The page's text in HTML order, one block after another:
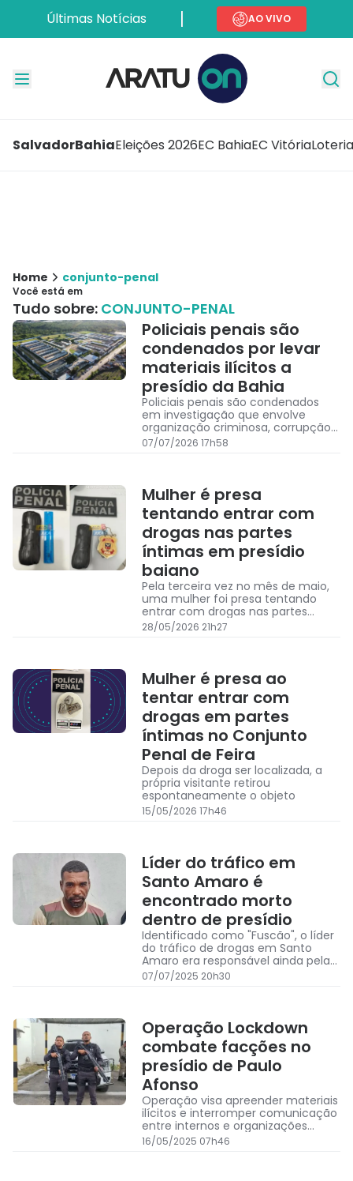
Últimas Notícias AO VIVO
SalvadorBahiaEleições 2026EC BahiaEC Vitória
Home conjunto-penal
Você está em
Tudo sobre: CONJUNTO-PENAL
Policiais penais são
condenados por levar
materiais ilícitos a
presídio da Bahia
Policiais penais são condenados
em investigação que envolve
organização criminosa, corrupção
passiva, facilitação de entrada de
aparelho telefônico e outros
07/07/2026 17h58
Mulher é presa
tentando entrar com
drogas nas partes
íntimas em presídio
baiano
Pela terceira vez no mês de maio,
uma mulher foi presa tentando
entrar com drogas nas partes
íntimas no Conjunto Penal de Feira
de Santana
28/05/2026 21h27
Mulher é presa ao
tentar entrar com
drogas em partes
íntimas no Conjunto
Penal de Feira
Depois da droga ser localizada, a
própria visitante retirou
espontaneamente o objeto
15/05/2026 17h46
Líder do tráfico em
Santo Amaro é
encontrado morto
dentro de presídio
Identificado como "Fuscão", o líder
do tráfico de drogas em Santo
Amaro era responsável ainda pela
facção Comando Vermelho
07/07/2025 20h30
Operação Lockdown
combate facções no
presídio de Paulo
Afonso
Operação visa apreender materiais
ilícitos e interromper comunicação
entre internos e organizações
criminosas no Conjunto Penal de
Paulo Afonso
16/05/2025 07h46